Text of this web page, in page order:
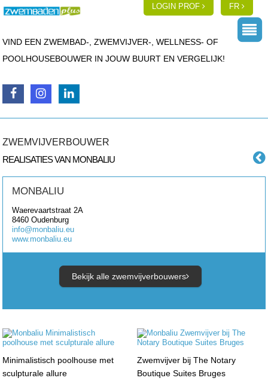
LOGIN PROF FR
VIND EEN ZWEMBAD-, ZWEMVIJVER-, WELLNESS- OF
POOLHOUSEBOUWER IN JOUW BUURT EN VERGELIJK!
ZWEMVIJVERBOUWER
REALISATIES VAN MONBALIU
MONBALIU
Waerevaartstraat 2A
8460Oudenburg
info@monbaliu.eu
www.monbaliu.eu
Bekijk alle zwemvijverbouwers
Minimalistisch poolhouse met
sculpturale allure
Zwemvijver bij The Notary
Boutique Suites Bruges